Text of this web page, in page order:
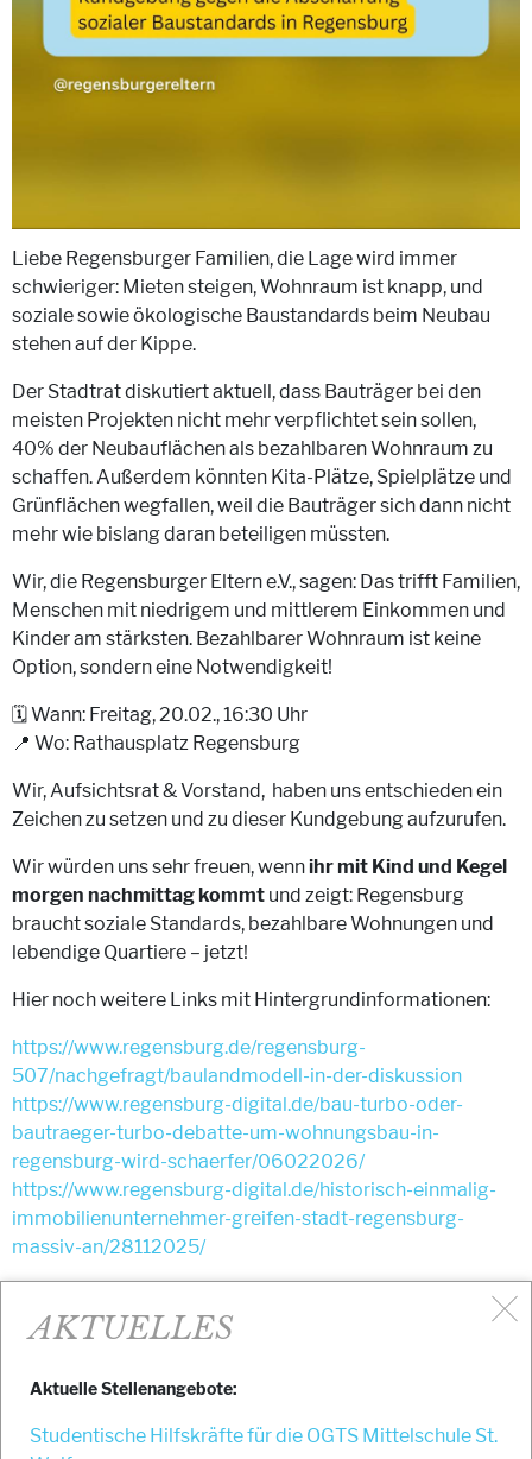
Liebe Regensburger Familien, die Lage wird immer
schwieriger: Mieten steigen, Wohnraum ist knapp, und
soziale sowie ökologische Baustandards beim Neubau
stehen auf der Kippe.
Der Stadtrat diskutiert aktuell, dass Bauträger bei den
meisten Projekten nicht mehr verpflichtet sein sollen,
40% der Neubauflächen als bezahlbaren Wohnraum zu
schaffen. Außerdem könnten Kita-Plätze, Spielplätze und
Grünflächen wegfallen, weil die Bauträger sich dann nicht
mehr wie bislang daran beteiligen müssten.
Wir, die Regensburger Eltern e.V., sagen: Das trifft Familien,
Menschen mit niedrigem und mittlerem Einkommen und
Kinder am stärksten. Bezahlbarer Wohnraum ist keine
Option, sondern eine Notwendigkeit!
🗓 Wann: Freitag, 20.02., 16:30 Uhr
📍 Wo: Rathausplatz Regensburg
Wir, Aufsichtsrat & Vorstand, haben uns entschieden ein
Zeichen zu setzen und zu dieser Kundgebung aufzurufen.
Wir würden uns sehr freuen, wennihr mit Kind und Kegel
morgen nachmittag kommt und zeigt: Regensburg
braucht soziale Standards, bezahlbare Wohnungen und
lebendige Quartiere – jetzt!
Hier noch weitere Links mit Hintergrundinformationen:
https://www.regensburg.de/regensburg-
507/nachgefragt/baulandmodell-in-der-diskussion
https://www.regensburg-digital.de/bau-turbo-oder-
bautraeger-turbo-debatte-um-wohnungsbau-in-
regensburg-wird-schaerfer/06022026/
https://www.regensburg-digital.de/historisch-einmalig-
immobilienunternehmer-greifen-stadt-regensburg-
massiv-an/28112025/
+++
Ein gemeinsamer Aufruf von:
Grüne Regensburg/ DIE LINKE.Regensburg / ÖDP
AKTUELLES
Aktuelle Stellenangebote:
Studentische Hilfskräfte für die OGTS Mittelschule St.